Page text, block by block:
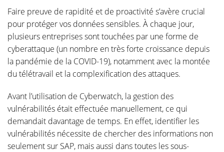
Faire preuve de rapidité et de proactivité s’avère crucial
pour protéger vos données sensibles. À chaque jour,
plusieurs entreprises sont touchées par une forme de
cyberattaque (un nombre en très forte croissance depuis
la pandémie de la COVID-19), notamment avec la montée
du télétravail et la complexification des attaques.
Avant l’utilisation de Cyberwatch, la gestion des
vulnérabilités était effectuée manuellement, ce qui
demandait davantage de temps. En effet, identifier les
vulnérabilités nécessite de chercher des informations non
seulement sur SAP, mais aussi dans toutes les sous-